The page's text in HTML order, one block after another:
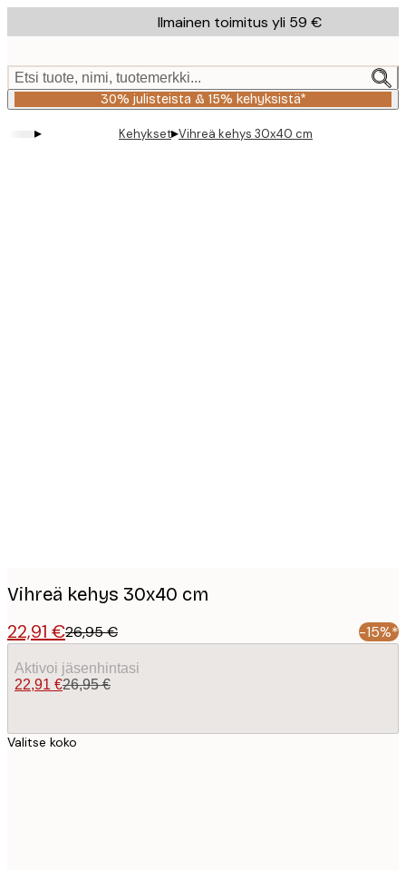
to
content.
Ilmainen toimitus yli 59 €
Etsi tuote, nimi, tuotemerkki...
30% julisteista & 15% kehyksistä*
▸ Kehykset▸Vihreä kehys 30x40 cm
Vihreä kehys 30x40 cm
22,91 €26,95 € -15%*
Aktivoi jäsenhintasi
22,91 €26,95 €
Valitse koko